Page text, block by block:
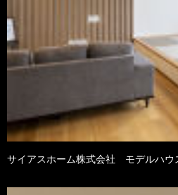
サイアスホーム株式会社 モデルハウ